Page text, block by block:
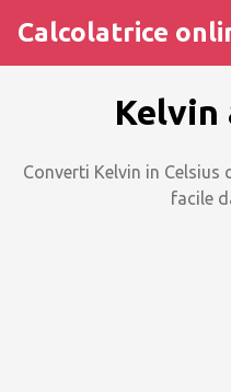
Calcolatrice
Kelvin
Converti Kelvin in
facile